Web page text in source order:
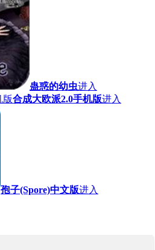
蛊惑的幼虫进入
合成大欧派2.0手机版进入
孢子(Spore)中文版进入